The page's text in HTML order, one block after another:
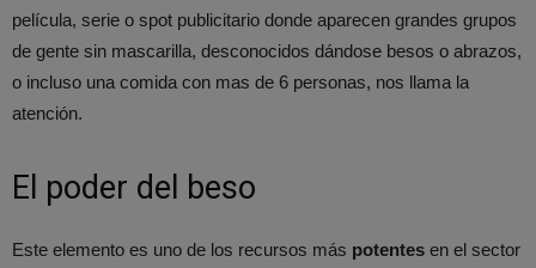
película, serie o spot publicitario donde aparecen grandes grupos
de gente sin mascarilla, desconocidos dándose besos o abrazos,
o incluso una comida con mas de 6 personas, nos llama la
atención.
El poder del beso
Este elemento es uno de los recursos más potentes en el sector